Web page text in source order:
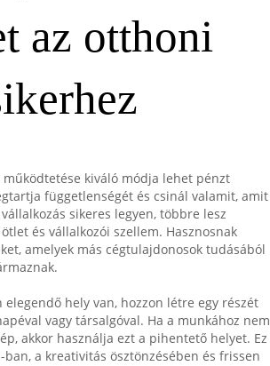
az otthoni
kiváló módja lehet pénzt
függetlenségét és csinál valamit, amit
sikeres legyen, többre lesz
és vállalkozói szellem. Hasznosnak
amelyek más cégtulajdonosok tudásából
hely van, hozzon létre egy részét
vagy társalgóval. Ha a munkához nem
akkor használja ezt a pihentető helyet. Ez
a kreativitás ösztönzésében és frissen